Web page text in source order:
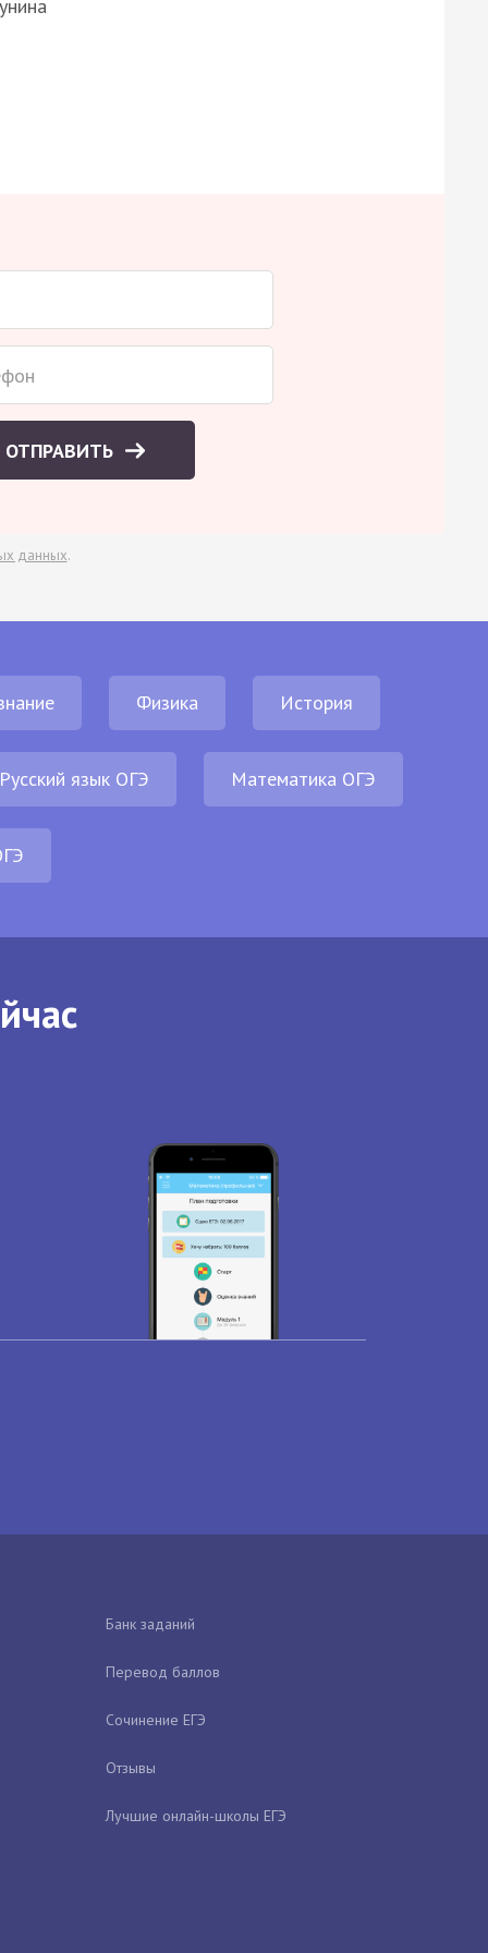
ОТПРАВИТЬ
данных.
Физика История
язык ОГЭ Математика ОГЭ
Банк заданий
Перевод баллов
Сочинение ЕГЭ
Отзывы
Лучшие онлайн-школы ЕГЭ